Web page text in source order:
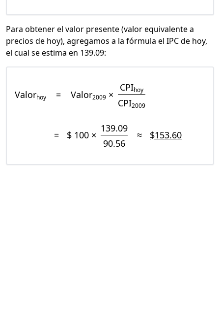
Para obtener el valor presente (valor equivalente a
precios de hoy), agregamos a la fórmula el IPC de hoy,
el cual se estima en 139.09:
Valorhoy = Valor2009 ×
CPIhoy
CPI2009
= $ 100 ×
139.09
90.56
≈ $153.60